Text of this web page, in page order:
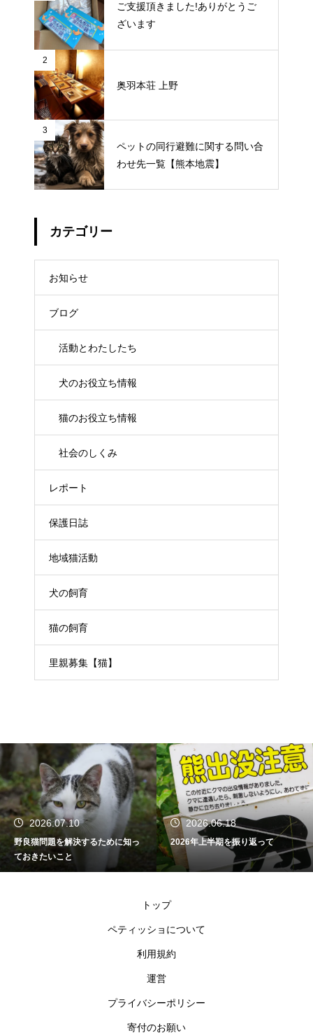
ご支援頂きました!ありがとうご
ざいます
2
奥羽本荘 上野
3
ペットの同行避難に関する問い合
わせ先一覧【熊本地震】
カテゴリー
お知らせ
ブログ
活動とわたしたち
犬のお役立ち情報
猫のお役立ち情報
社会のしくみ
レポート
保護日誌
地域猫活動
犬の飼育
猫の飼育
里親募集【猫】
解決するために知っ
2026.06.18
2026年上半期を振り返って 新年のご挨
トップ
ペティッショについて
利用規約
運営
プライバシーポリシー
寄付のお願い